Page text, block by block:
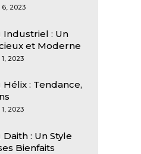
6, 2023
Industriel : Un
et Moderne
2023
Hélix : Tendance,
2023
: Un Style
Bienfaits